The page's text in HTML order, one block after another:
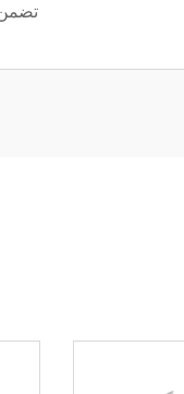
تضمن